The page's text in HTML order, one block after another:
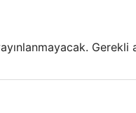
Gerekli